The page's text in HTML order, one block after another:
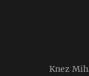
Knez